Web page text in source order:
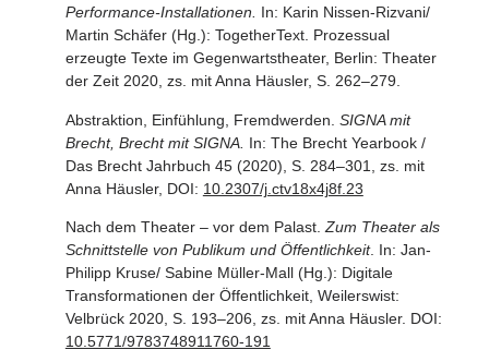
Performance-Installationen. In: Karin Nissen-Rizvani/
Martin Schäfer (Hg.): TogetherText. Prozessual
erzeugte Texte im Gegenwartstheater, Berlin: Theater
der Zeit 2020, zs. mit Anna Häusler, S. 262–279.
Abstraktion, Einfühlung, Fremdwerden. SIGNA mit
Brecht, Brecht mit SIGNA. In: The Brecht Yearbook /
Das Brecht Jahrbuch 45 (2020), S. 284–301, zs. mit
Anna Häusler, DOI: 10.2307/j.ctv18x4j8f.23
Nach dem Theater – vor dem Palast. Zum Theater als
Schnittstelle von Publikum und Öffentlichkeit. In: Jan-
Philipp Kruse/ Sabine Müller-Mall (Hg.): Digitale
Transformationen der Öffentlichkeit, Weilerswist:
Velbrück 2020, S. 193–206, zs. mit Anna Häusler. DOI:
10.5771/9783748911760-191